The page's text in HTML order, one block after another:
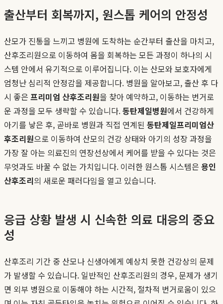
출산부터 회복까지, 원스톱 케어의 안정성
산모가 진통을 느끼고 병원에 도착하는 순간부터 출산을 마치고,
산후조리원으로 이동하여 몸을 회복하는 모든 과정이 하나의 시
스템 안에서 유기적으로 이루어집니다. 이는 산모와 보호자에게
엄청난 심리적 안정감을 제공합니다. 병원을 알아보고, 출산 후 다
시 좋은 프리미엄 산후조리원을 찾아 예약하고, 이동하는 번거로
운 과정을 모두 생략할 수 있습니다.동탄제일병원에서 건강하게
아기를 낳은 후, 곧바로 병원과 직접 연계된 동탄제일프리미엄산
후조리원으로 이동하여 산모의 건강 상태와 아기의 성장 과정을
가장 잘 아는 의료진의 연장선상에서 케어를 받을 수 있다는 것은
무엇과도 바꿀 수 없는 가치입니다. 이러한 원스톱 시스템은 용인
산후조리의 새로운 패러다임을 열고 있습니다.
응급 상황 발생 시 신속한 의료 대응의 중요
성
산후조리 기간 중 산모나 신생아에게 예상치 못한 건강상의 문제
가 발생할 수 있습니다. 일반적인 산후조리원의 경우, 문제가 생기
면 외부 병원으로 이동해야 하는 시간적, 절차적 번거로움이 있으